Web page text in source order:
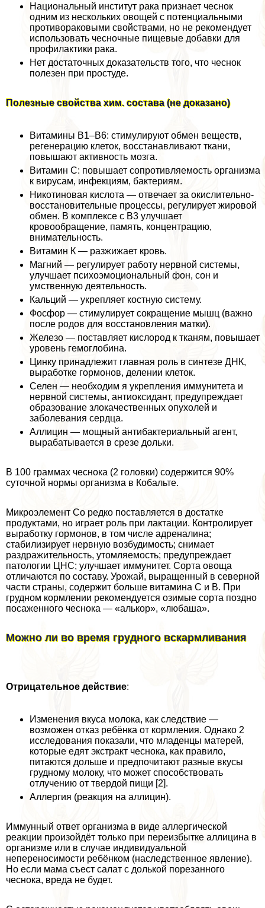
Национальный институт paка признает чеснок
одним из нескольких овощей с потенциальными
противоpaковыми свойствами, но не рекомендует
использовать чесночные пищевые добавки для
профилактики paка.
Нет достаточных доказательств того, что чеснок
полезен при простуде.
Полезные свойства хим. состава (не доказано)
Витамины В1–В6: стимулируют обмен веществ,
регенерацию клеток, восстанавливают ткани,
повышают активность мозга.
Витамин С: повышает сопротивляемость организма
к вирусам, инфекциям, бактериям.
Никотиновая кислота — отвечает за окислительно-
восстановительные процессы, регулирует жировой
обмен. В комплексе с В3 улучшает
кровообращение, память, концентрацию,
внимательность.
Витамин К — разжижает кровь.
Магний — регулирует работу нервной системы,
улучшает психоэмоциональный фон, сон и
умственную деятельность.
Кальций — укрепляет костную систему.
Фосфор — стимулирует сокращение мышц (важно
после родов для восстановления матки).
Железо — поставляет кислород к тканям, повышает
уровень гемоглобина.
Цинку принадлежит главная роль в синтезе ДНК,
выработке гормонов, делении клеток.
Селен — необходим я укрепления иммунитета и
нервной системы, антиоксидант, предупреждает
образование злокачественных опухолей и
заболевания сердца.
Аллицин — мощный антибактериальный агент,
выpaбатывается в срезе дольки.
В 100 граммах чеснока (2 головки) содержится 90%
суточной нормы организма в Кобальте.
Микроэлемент Co редко поставляется в достатке
продуктами, но играет роль при лактации. Контролирует
выработку гормонов, в том числе адреналина;
стабилизирует нервную возбудимость; снимает
раздражительность, утомляемость; предупреждает
патологии ЦНС; улучшает иммунитет. Сорта овоща
отличаются по составу. Урожай, выращенный в северной
части страны, содержит больше витамина С и В. При
грудном кормлении рекомендуется озимые сорта поздно
посаженного чеснока — «алькор», «любаша».
Можно ли во время грудного вскармливания
Отрицательное действие:
Изменения вкуса молока, как следствие —
возможен отказ ребёнка от кормления. Однако 2
исследования показали, что младенцы матерей,
которые едят экстpaкт чеснока, как правило,
питаются дольше и предпочитают разные вкусы
грудному молоку, что может способствовать
отлучению от твердой пищи [2].
Аллергия (реакция на аллицин).
Иммунный ответ организма в виде аллергической
реакции произойдёт только при переизбытке аллицина в
организме или в случае индивидуальной
непереносимости ребёнком (наследственное явление).
Но если мама съест салат с долькой порезанного
чеснока, вреда не будет.